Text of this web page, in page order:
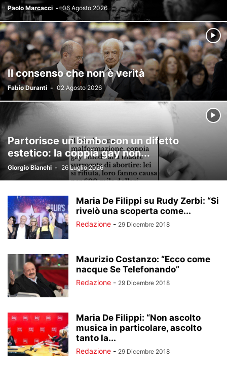
Paolo Marcacci - 06 Agosto 2026
Il consenso che non è verità
Fabio Duranti - 02 Agosto 2026
Partorisce un bimbo con un difetto
estetico: la coppia gay non...
Giorgio Bianchi - 26 Luglio 2026
Maria De Filippi su Rudy Zerbi: “Si
rivelò una scoperta come...
Redazione - 29 Dicembre 2018
Maurizio Costanzo: “Ecco come
nacque Se Telefonando”
Redazione - 29 Dicembre 2018
Maria De Filippi: “Non ascolto
musica in particolare, ascolto
tanto la...
Redazione - 29 Dicembre 2018